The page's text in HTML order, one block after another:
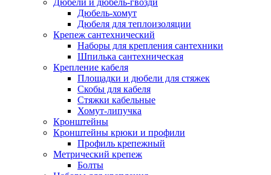
Дюбели и дюбель-гвозди
Дюбель-хомут
Дюбеля для теплоизоляции
Крепеж сантехнический
Наборы для крепления сантехники
Шпилька сантехническая
Крепление кабеля
Площадки и дюбели для стяжек
Скобы для кабеля
Стяжки кабельные
Хомут-липучка
Кронштейны
Кронштейны крюки и профили
Профиль крепежный
Метрический крепеж
Болты